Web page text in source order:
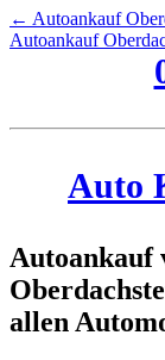
← Autoankauf
Autoankauf
Auto
Autoankauf
allen